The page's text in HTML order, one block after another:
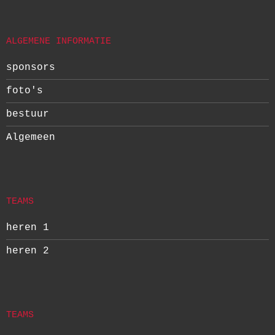
ALGEMENE INFORMATIE
sponsors
foto's
bestuur
Algemeen
TEAMS
heren 1
heren 2
TEAMS